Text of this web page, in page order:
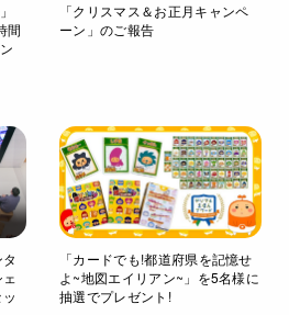
間
「クリスマス＆お正月キャンペ
ーン」のご報告
「カードでも!都道府県を記憶せ
よ~地図エイリアン~」を5名様に
抽選でプレゼント!